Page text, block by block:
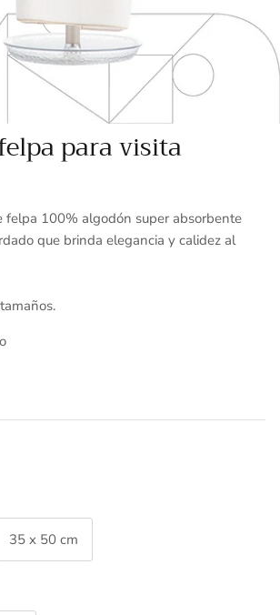
Arcos
para visita
felpa 100% algodón super absorbente
que brinda elegancia y calidez al
35 x 50 cm